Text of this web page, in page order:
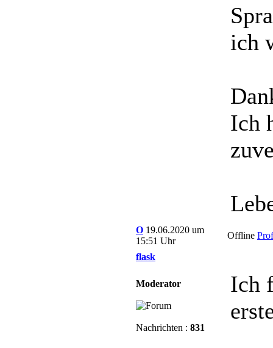
ich
Ich
O 19.06.2020 um
15:51 Uhr
Offline
flask
Moderator
Nachrichten : 831
Ich